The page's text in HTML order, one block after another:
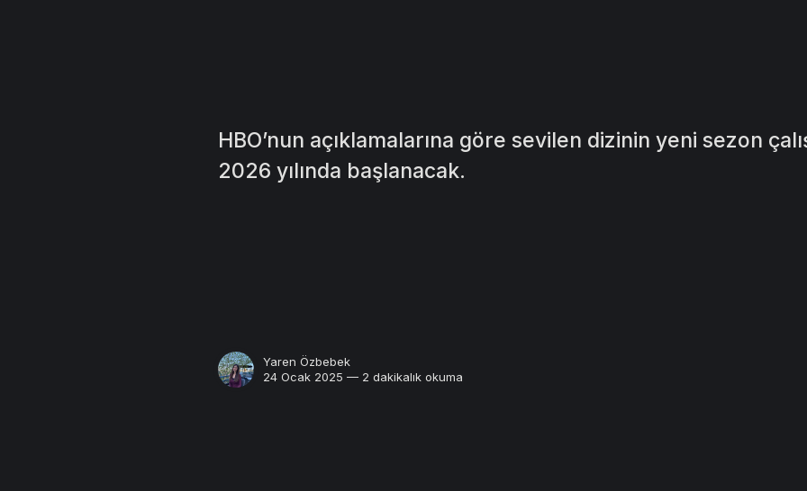
HBO’nun açıklamalarına göre sevilen dizinin yeni sezon
2026 yılında başlanacak.
Yaren Özbebek
24 Ocak 2025 — 2 dakikalık okuma